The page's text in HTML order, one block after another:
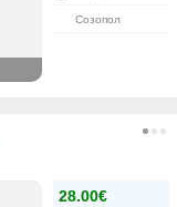
Созопол
28.00€